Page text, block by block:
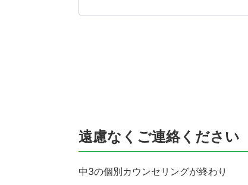
遠慮なくご連絡ください
中3の個別カウンセリングが終わり